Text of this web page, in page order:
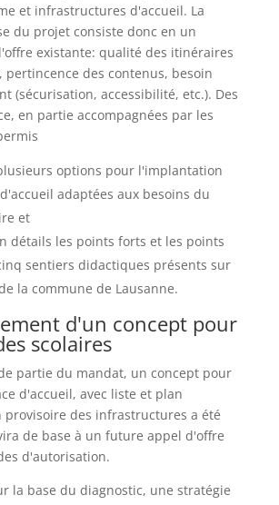
et infrastructures d'accueil. La
du projet consiste donc en un
existante: qualité des itinéraires
pertincence des contenus, besoin
(sécurisation, accessibilité, etc.). Des
en partie accompagnées par les
options pour l'implantation
adaptées aux besoins du
et
détails les points forts et les points
sentiers didactiques présents sur
la commune de Lausanne.
d'un concept pour
scolaires
partie du mandat, un concept pour
d'accueil, avec liste et plan
des infrastructures a été
de base à un future appel d'offre
d'autorisation.
la base du diagnostic, une stratégie